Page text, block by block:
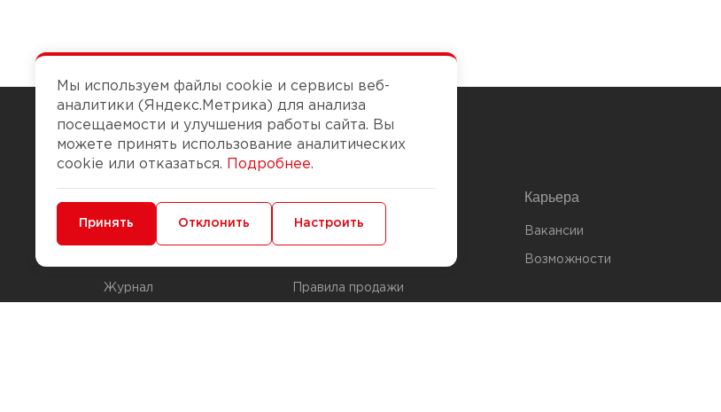
Чтобы вам легко работалось
Журнал
Доставка и оплата
Правила продажи
Карьера
Вакансии
Возможности
Мы используем файлы cookie и сервисы веб-
аналитики (Яндекс.Метрика) для анализа
посещаемости и улучшения работы сайта. Вы
можете принять использование аналитических
cookie или отказаться.
Подробнее.
Минимальные Функциональные/Аналитические
Принять Отклонить Настроить